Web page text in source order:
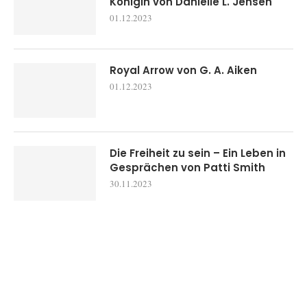
01.12.2023
Royal Arrow von G. A. Aiken
01.12.2023
Die Freiheit zu sein – Ein Leben in
Gesprächen von Patti Smith
30.11.2023